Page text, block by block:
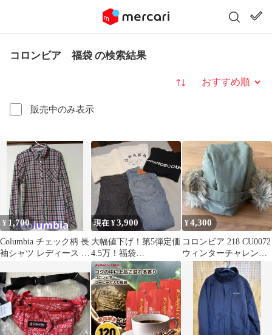
コロンビア 福袋 の検索結果
販売中のみ表示
並び替え
¥ 1,700
Columbia チェック柄 長
袖シャツ レディース L
現在 ¥3,900
大幅値下げ！第5弾定価
4.5万！福袋
Levi'sColumbia 等まと
め売り！
¥4,300
コロンビア 218 CU0072
ウィンターチャレンジ
ャートラッパー